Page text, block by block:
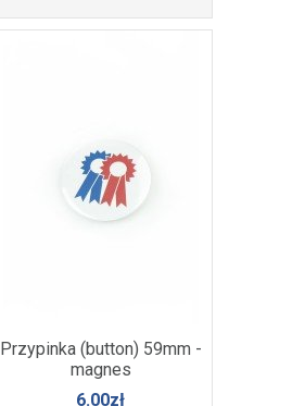
Przypinka (button) 59mm -
magnes
6.00zł